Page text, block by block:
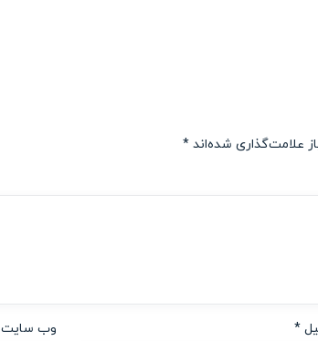
علامت‌گذاری شده‌اند *
* وب‌ سایت